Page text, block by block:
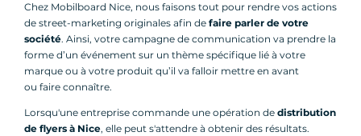
Chez Mobilboard Nice, nous faisons tout pour rendre vos actions
de street-marketing originales afin de faire parler de votre
société. Ainsi, votre campagne de communication va prendre la
forme d’un événement sur un thème spécifique lié à votre
marque ou à votre produit qu’il va falloir mettre en avant
ou faire connaître.
Lorsqu'une entreprise commande une opération de distribution
de flyers à Nice, elle peut s'attendre à obtenir des résultats.